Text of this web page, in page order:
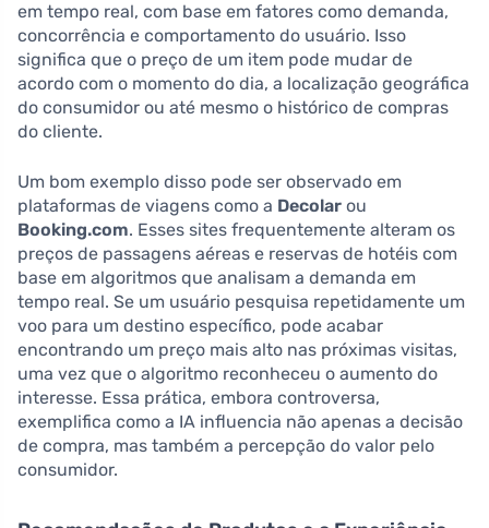
em tempo real, com base em fatores como demanda,
concorrência e comportamento do usuário. Isso
significa que o preço de um item pode mudar de
acordo com o momento do dia, a localização geográfica
do consumidor ou até mesmo o histórico de compras
do cliente.
Um bom exemplo disso pode ser observado em
plataformas de viagens como a Decolar ou
Booking.com. Esses sites frequentemente alteram os
preços de passagens aéreas e reservas de hotéis com
base em algoritmos que analisam a demanda em
tempo real. Se um usuário pesquisa repetidamente um
voo para um destino específico, pode acabar
encontrando um preço mais alto nas próximas visitas,
uma vez que o algoritmo reconheceu o aumento do
interesse. Essa prática, embora controversa,
exemplifica como a IA influencia não apenas a decisão
de compra, mas também a percepção do valor pelo
consumidor.